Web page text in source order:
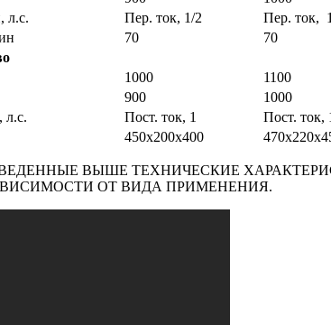
л.с.
Пер. ток, 1/2 Пер. ток,
70 70
1000 1100
900 1000
л.с.
Пост. ток, 1 Пост. ток,
450х200х400
ВЫШЕ ТЕХНИЧЕСКИЕ
ОТ ВИДА ПРИМЕНЕНИЯ.